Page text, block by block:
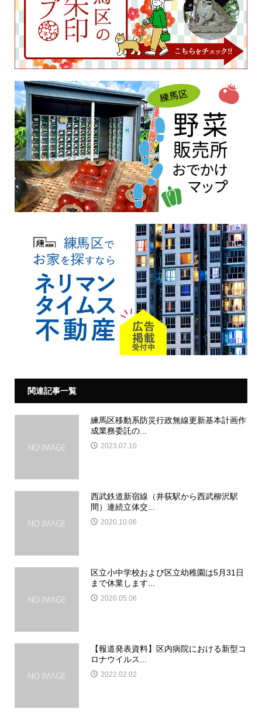
関連記事一覧
練馬区移動系防災行政無線更新基本計画作
成業務委託の...
2023.07.10
西武鉄道新宿線（井荻駅から西武柳沢駅
間）連続立体交...
2020.10.06
区立小中学校および区立幼稚園は5月31日
まで休業します...
2020.05.06
【報道発表資料】区内病院における新型コ
ロナウイルス...
2022.02.02